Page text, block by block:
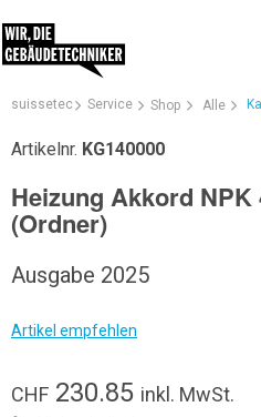
suissetec Service Shop Alle
Artikelnr. KG140000
Heizung Akkord NPK
(Ordner)
Ausgabe 2025
Artikel empfehlen
CHF 230.85 inkl. MwSt.